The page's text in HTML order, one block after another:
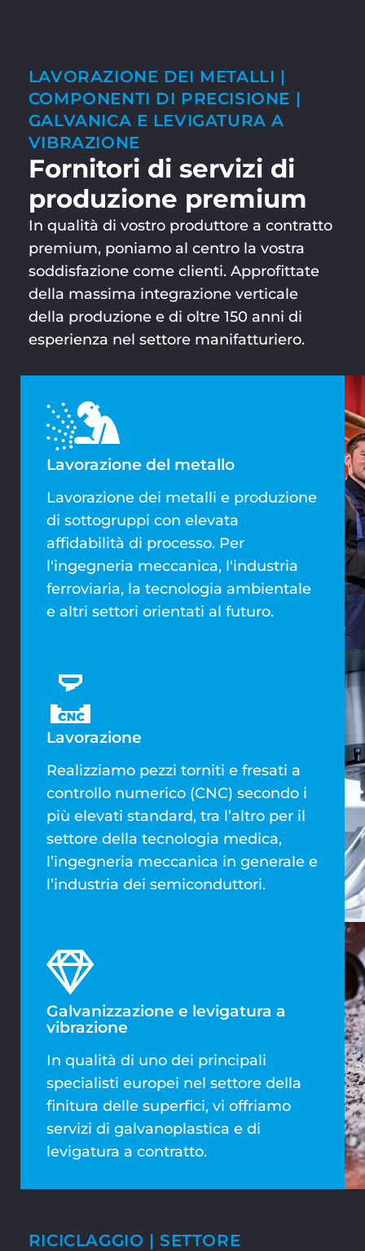
LAVORAZIONE DEI METALLI |
COMPONENTI DI PRECISIONE |
GALVANICA E LEVIGATURA A
VIBRAZIONE
Fornitori di servizi di
produzione premium
In qualità di vostro produttore a contratto
premium, poniamo al centro la vostra
soddisfazione come clienti. Approfittate
della massima integrazione verticale
della produzione e di oltre 150 anni di
esperienza nel settore manifatturiero.
Lavorazione del metallo
Lavorazione dei metalli e produzione
di sottogruppi con elevata
affidabilità di processo. Per
l'ingegneria meccanica, l'industria
ferroviaria, la tecnologia ambientale
e altri settori orientati al futuro.
Lavorazione
Realizziamo pezzi torniti e fresati a
controllo numerico (CNC) secondo i
più elevati standard, tra l’altro per il
settore della tecnologia medica,
l’ingegneria meccanica in generale e
l’industria dei semiconduttori.
Galvanizzazione e levigatura a
vibrazione
In qualità di uno dei principali
specialisti europei nel settore della
finitura delle superfici, vi offriamo
servizi di galvanoplastica e di
levigatura a contratto.
RICICLAGGIO | SETTORE